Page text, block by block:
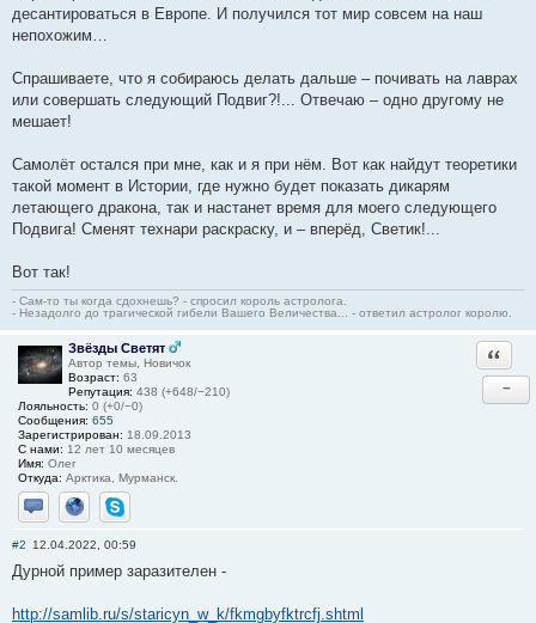
десантироваться в Европе. И получился тот мир совсем на наш
непохожим…
Спрашиваете, что я собираюсь делать дальше – почивать на лаврах
или совершать следующий Подвиг?!... Отвечаю – одно другому не
мешает!
Самолёт остался при мне, как и я при нём. Вот как найдут теоретики
такой момент в Истории, где нужно будет показать дикарям
летающего дракона, так и настанет время для моего следующего
Подвига! Сменят технари раскраску, и – вперёд, Светик!...
Вот так!
- Сам-то ты когда сдохнешь? - спросил король астролога.
- Незадолго до трагической гибели Вашего Величества... - ответил астролог королю.
Звёзды Светят
Автор темы, Новичок
Возраст: 63
Репутация: 438 (+648/−210)
Лояльность: 0 (+0/−0)
Сообщения: 655
Зарегистрирован: 18.09.2013
С нами: 12 лет 10 месяцев
Имя: Олег
Откуда: Арктика, Мурманск.
Отправить личное сообщение
СайтSkype
−
#2 12.04.2022, 00:59
Дурной пример заразителен -
http://samlib.ru/s/staricyn_w_k/fkmgbyfktrcfj.shtml